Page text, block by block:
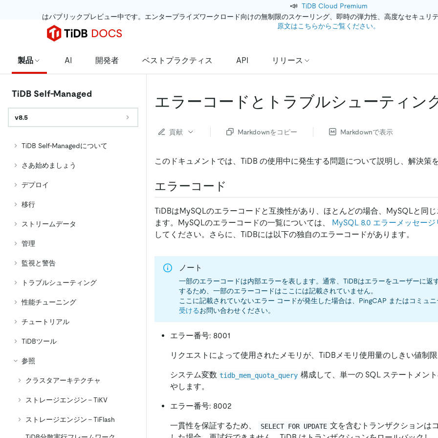
📣 TiDB Cloud Premium
はパブリックプレビュー中です。エンタープライズワークロード向けの無制限のスケーリング、即時の弾力性、高度なセキュリ
原文はこちらからご覧ください。
製品 AI 開発者 ベストプラクティス API リリース
TiDB Self-Managed
v8.5
TiDB Self-Managedについて
さあ始めましょう
デプロイ
移行
ストリームデータ
管理
監視と警告
トラブルシューティング
性能チューニング
チュートリアル
TiDBツール
参照
クラスタアーキテクチャ
ストレージエンジン - TiKV
ストレージエンジン - TiFlash
エラーコードとトラブルシューティン
貢献 Markdownをコピー Markdownで表示
このドキュメントでは、TiDB の使用中に発生する問題について説明し、解決策
エラーコード
TiDBはMySQLのエラーコードと互換性があり、ほとんどの場合、MySQLと同
ます。MySQLのエラーコードの一覧については、 MySQL 8.0 エラーメッセー
してください。さらに、TiDBには以下の独自のエラーコードがあります。
ノート
一部のエラーコードは内部エラーを表します。通常、TiDBはエラーをユーザーに返
するため、一部のエラーコードはここには記載されていません。
ここに記載されていないエラー コードが発生した場合は、PingCAP またはコミュ
受けるお問い合わせください。
エラー番号: 8001
リクエストによって使用されたメモリが、TiDBメモリ使用量のしきい値制
システム変数 tidb_mem_quota_query 構成して、単一の SQL ステートメン
やします。
エラー番号: 8002
一貫性を保証するため、 SELECT FOR UPDATE 文を含むトランザクションは